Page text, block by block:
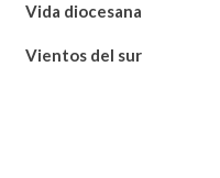
Vida diocesana
Vientos del sur